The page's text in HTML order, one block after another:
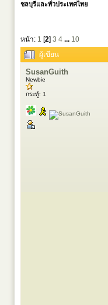
ชลบุรีและทั่วประเทศไทย
หน้า: 1 [2] 3 4 ... 10
ผู้เขียน
SusanGuith
Newbie
กระทู้: 1